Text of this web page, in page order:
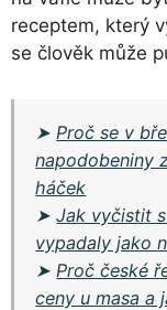
receptem, který
se člověk může
➤ Proč se v
napodobeniny
háček
➤Jak vyčistit
vypadaly jako
➤ Proč české
ceny u masa a